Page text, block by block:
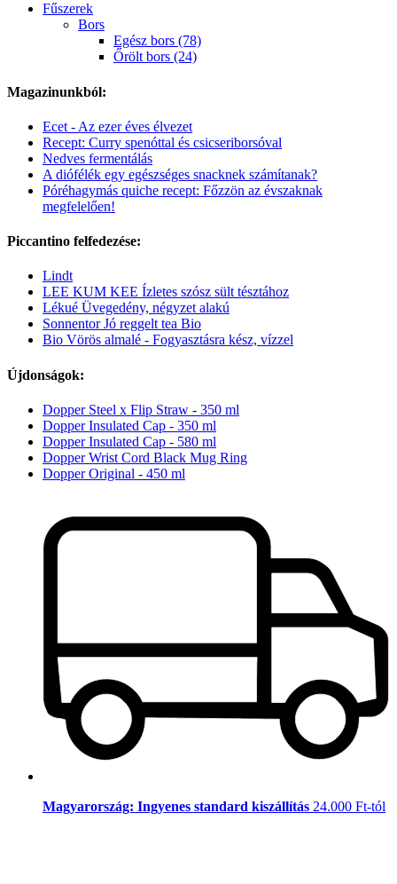
Fűszerek
Bors
Egész bors (78)
Őrölt bors (24)
Magazinunkból:
Ecet - Az ezer éves élvezet
Recept: Curry spenóttal és csicseriborsóval
Nedves fermentálás
A diófélék egy egészséges snacknek számítanak?
Póréhagymás quiche recept: Főzzön az évszaknak
megfelelően!
Piccantino felfedezése:
Lindt
LEE KUM KEE Ízletes szósz sült tésztához
Lékué Üvegedény, négyzet alakú
Sonnentor Jó reggelt tea Bio
Bio Vörös almalé - Fogyasztásra kész, vízzel
Újdonságok:
Dopper Steel x Flip Straw - 350 ml
Dopper Insulated Cap - 350 ml
Dopper Insulated Cap - 580 ml
Dopper Wrist Cord Black Mug Ring
Dopper Original - 450 ml
Magyarország: Ingyenes standard kiszállítás 24.000 Ft-tól